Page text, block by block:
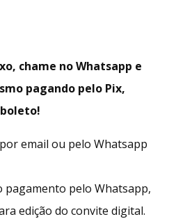
chame no Whatsapp e
pagando pelo Pix,
email ou pelo Whatsapp
pagamento pelo Whatsapp,
edição do convite digital.